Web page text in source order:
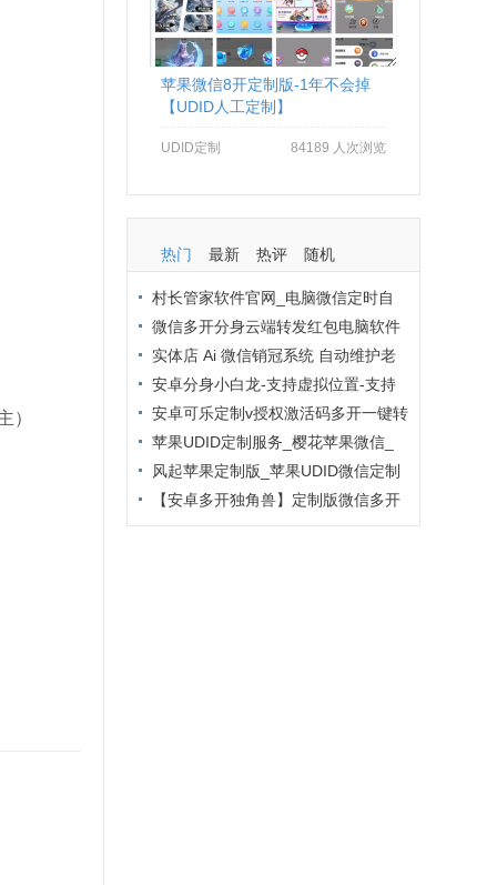
）
苹果微信8开定制版-1年不会掉
【UDID人工定制】
UDID定制 84189 人次浏览
热门 最新 热评 随机
村长管家软件官网_电脑微信定时自
动群发软件_村长管家微信营销
微信多开分身云端转发红包电脑软件
拒绝封号办法：从操作到环境全流程避
坑
实体店 Ai 微信销冠系统 自动维护老
客户 24 小时在线客服解决方案
安卓分身小白龙-支持虚拟位置-支持
主题更换
安卓可乐定制v授权激活码多开一键转
发苹果UDID定制服务_樱花苹果微信_
定制多开专属版本
风起苹果定制版_苹果UDID微信定制
_微信分身定制服务
【安卓多开独角兽】定制版微信多开
防封6.2版本